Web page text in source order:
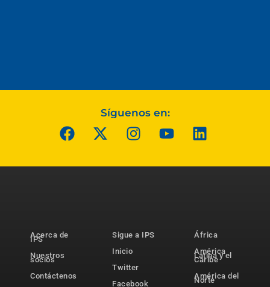
Síguenos en:
Acerca de
IPS
Nuestros
socios
Contáctenos
Sigue a IPS
Inicio
Twitter
Facebook
África
América
Latina y el
Caribe
América del
Norte